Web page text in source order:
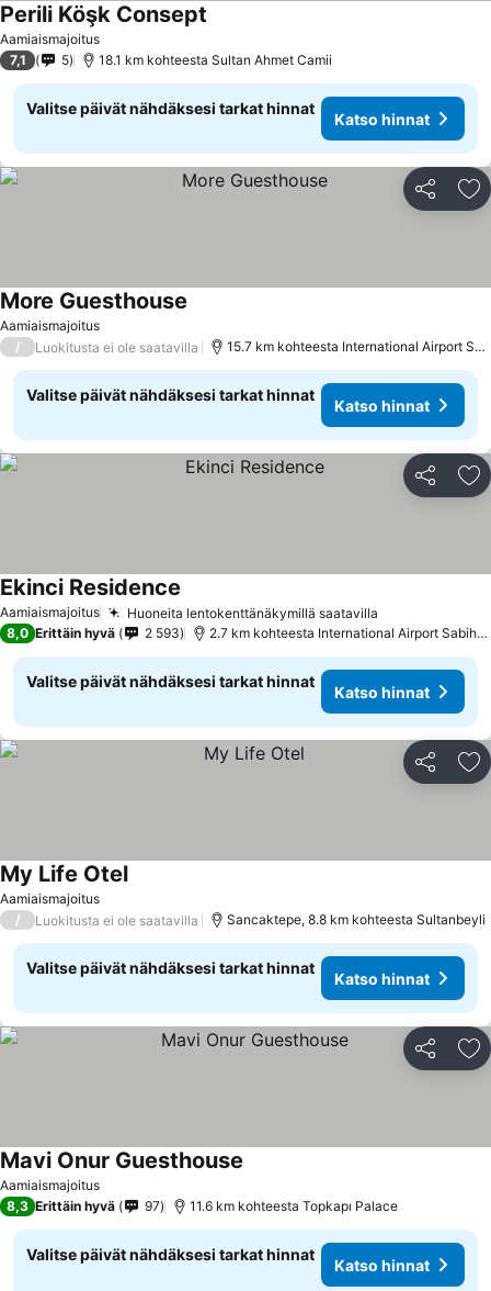
Aamiaismajoitus
Perili Köşk Consept
7,1 5 18.1 km kohteesta Sultan Ahmet Camii
Valitse päivät nähdäksesi tarkat hinnat
Katso hinnat
Jaa
Aamiaismajoitus
More Guesthouse
/ Luokitusta ei ole saatavilla 15.7 km kohteesta International Airport Sabiha Gokcen
Valitse päivät nähdäksesi tarkat hinnat
Katso hinnat
Jaa
Aamiaismajoitus Huoneita lentokenttänäkymillä saatavilla
Ekinci Residence
8,0 Erittäin hyvä 2 593 2.7 km kohteesta International Airport Sabiha Gokcen
Valitse päivät nähdäksesi tarkat hinnat
Katso hinnat
Jaa
Aamiaismajoitus
My Life Otel
/ Luokitusta ei ole saatavilla Sancaktepe, 8.8 km kohteesta Sultanbeyli
Valitse päivät nähdäksesi tarkat hinnat
Katso hinnat
Jaa
Aamiaismajoitus
Mavi Onur Guesthouse
8,3 Erittäin hyvä 97 11.6 km kohteesta Topkapı Palace
Valitse päivät nähdäksesi tarkat hinnat
Katso hinnat